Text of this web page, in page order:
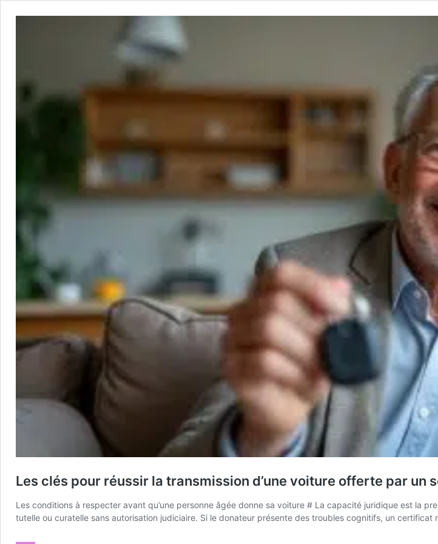
Les clés pour réussir la transmission d’une voiture offerte par un
Les conditions à respecter avant qu’une personne âgée donne sa voiture # La capacité juridique est la
tutelle ou curatelle sans autorisation judiciaire. Si le donateur présente des troubles cognitifs, un certificat